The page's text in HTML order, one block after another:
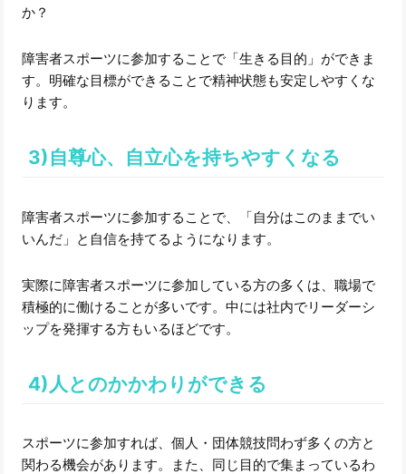
か？
障害者スポーツに参加することで「生きる目的」ができま
す。明確な目標ができることで精神状態も安定しやすくな
ります。
3)自尊心、自立心を持ちやすくなる
障害者スポーツに参加することで、「自分はこのままでい
いんだ」と自信を持てるようになります。
実際に障害者スポーツに参加している方の多くは、職場で
積極的に働けることが多いです。中には社内でリーダーシ
ップを発揮する方もいるほどです。
4)人とのかかわりができる
スポーツに参加すれば、個人・団体競技問わず多くの方と
関わる機会があります。また、同じ目的で集まっているわ